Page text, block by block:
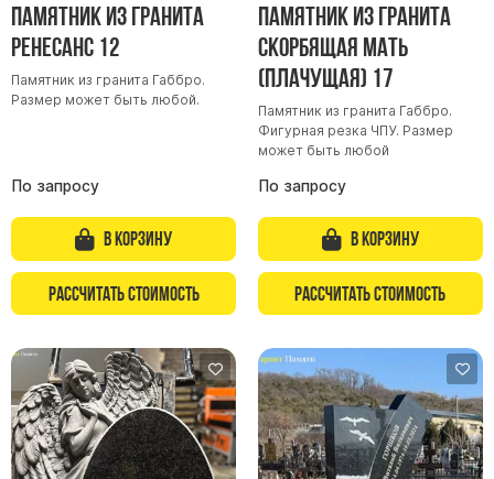
Памятник из гранита
Ренесанс 12
Памятник из гранита Габбро.
Размер может быть любой.
По запросу
В корзину
Рассчитать стоимость
Памятник из гранита
Скорбящая мать
(Плачущая) 17
Памятник из гранита Габбро.
Фигурная резка ЧПУ. Размер
может быть любой
По запросу
В корзину
Рассчитать стоимость